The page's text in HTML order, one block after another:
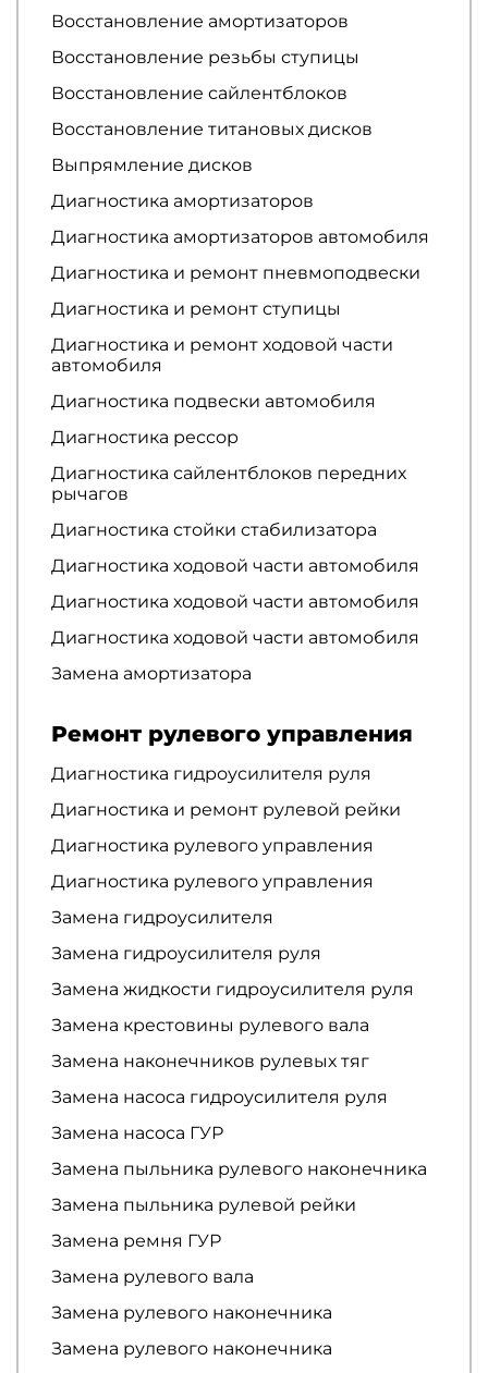
Восстановление амортизаторов
Восстановление резьбы ступицы
Восстановление сайлентблоков
Восстановление титановых дисков
Выпрямление дисков
Диагностика амортизаторов
Диагностика амортизаторов автомобиля
Диагностика и ремонт пневмоподвески
Диагностика и ремонт ступицы
Диагностика и ремонт ходовой части
автомобиля
Диагностика подвески автомобиля
Диагностика рессор
Диагностика сайлентблоков передних
рычагов
Диагностика стойки стабилизатора
Диагностика ходовой части автомобиля
Диагностика ходовой части автомобиля
Диагностика ходовой части автомобиля
Замена амортизатора
Ремонт рулевого управления
Диагностика гидроусилителя руля
Диагностика и ремонт рулевой рейки
Диагностика рулевого управления
Диагностика рулевого управления
Замена гидроусилителя
Замена гидроусилителя руля
Замена жидкости гидроусилителя руля
Замена крестовины рулевого вала
Замена наконечников рулевых тяг
Замена насоса гидроусилителя руля
Замена насоса ГУР
Замена пыльника рулевого наконечника
Замена пыльника рулевой рейки
Замена ремня ГУР
Замена рулевого вала
Замена рулевого наконечника
Замена рулевого наконечника